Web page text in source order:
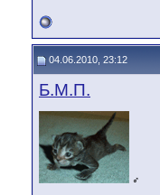
04.06.2010, 23:12
Б.М.П.
♂